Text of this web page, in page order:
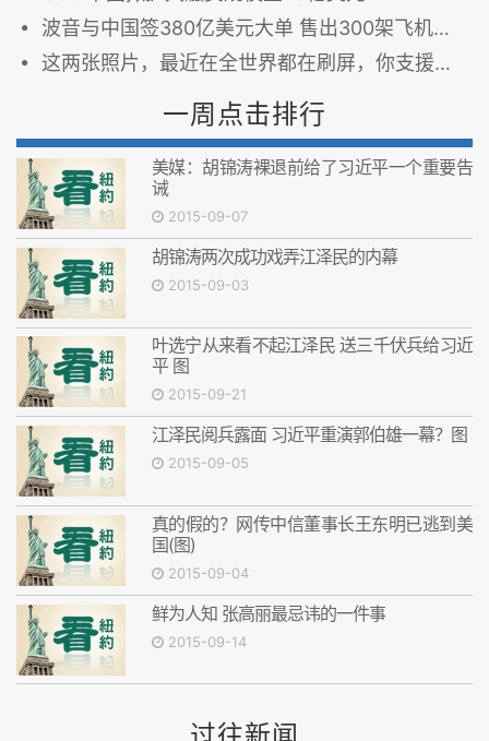
波音与中国签380亿美元大单 售出300架飞机在华建厂
这两张照片，最近在全世界都在刷屏，你支援中国父亲还是英国父亲？
一周点击排行
美媒：胡锦涛裸退前给了习近平一个重要告
诫
2015-09-07
胡锦涛两次成功戏弄江泽民的内幕
2015-09-03
叶选宁从来看不起江泽民 送三千伏兵给习近
平 图
2015-09-21
江泽民阅兵露面 习近平重演郭伯雄一幕？图
2015-09-05
真的假的？网传中信董事长王东明已逃到美
国(图)
2015-09-04
鲜为人知 张高丽最忌讳的一件事
2015-09-14